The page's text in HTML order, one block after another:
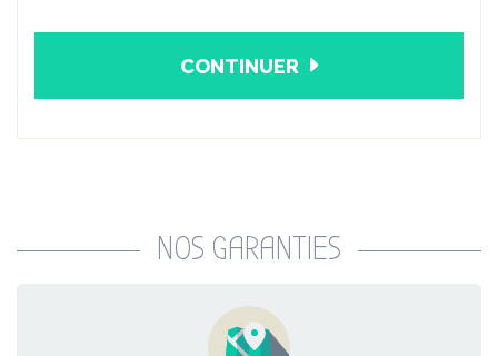
CONTINUER
NOS GARANTIES